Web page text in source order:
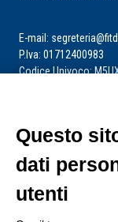
E-mail:
P.Iva: 01712400983
Codice Univoco:
La segreteria è
Questo
dati
utenti